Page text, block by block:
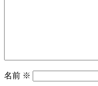
名前 ※